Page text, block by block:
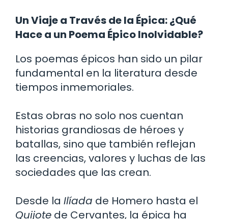
Un Viaje a Través de la Épica: ¿Qué
Hace a un Poema Épico Inolvidable?
Los poemas épicos han sido un pilar
fundamental en la literatura desde
tiempos inmemoriales.
Estas obras no solo nos cuentan
historias grandiosas de héroes y
batallas, sino que también reflejan
las creencias, valores y luchas de las
sociedades que las crean.
Desde la Ilíada de Homero hasta el
Quijote de Cervantes, la épica ha